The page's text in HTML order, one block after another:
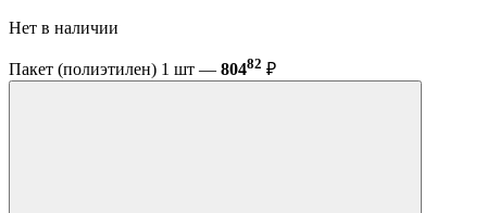
Нет в наличии
Пакет (полиэтилен) 1 шт — 80482 ₽